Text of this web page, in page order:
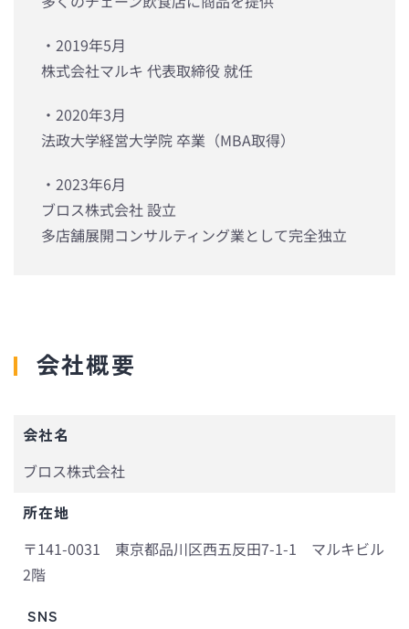
・2019年5月
株式会社マルキ 代表取締役 就任
・2020年3月
法政大学経営大学院 卒業（MBA取得）
・2023年6月
ブロス株式会社 設立
多店舗展開コンサルティング業として完全独立
会社概要
会社名
ブロス株式会社
所在地
〒141-0031 東京都品川区西五反田7-1-1 マルキビル
2階
SNS